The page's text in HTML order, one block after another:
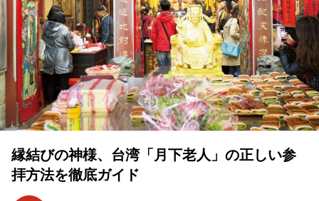
縁結びの神様、台湾「月下老人」の正しい参
拝方法を徹底ガイド